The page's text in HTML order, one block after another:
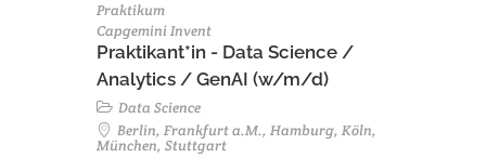
Praktikum
Capgemini Invent
Praktikant*in - Data Science /
Analytics / GenAI (w/m/d)
Data Science
Berlin, Frankfurt a.M., Hamburg, Köln,
München, Stuttgart